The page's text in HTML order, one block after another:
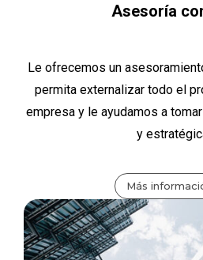
Asesoría
Le ofrecemos un
permita externalizar todo el
empresa y le ayudamos a
y
Más